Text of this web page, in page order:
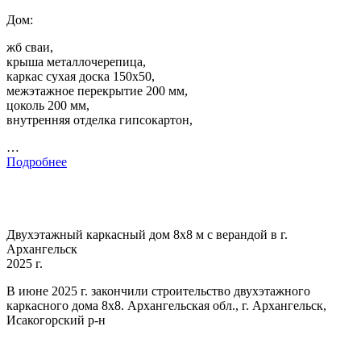
Дом:
жб сваи,
крыша металлочерепица,
каркас сухая доска 150х50,
межэтажное перекрытие 200 мм,
цоколь 200 мм,
внутренняя отделка гипсокартон,
…
Подробнее
Двухэтажный каркасный дом 8х8 м с верандой в г.
Архангельск
2025 г.
В июне 2025 г. закончили строительство двухэтажного
каркасного дома 8х8. Архангельская обл., г. Архангельск,
Исакогорский р-н